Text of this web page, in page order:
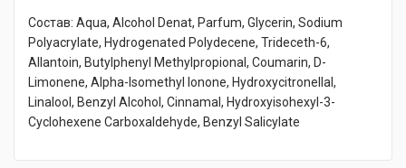
Состав: Aqua, Alcohol Denat, Parfum, Glycerin, Sodium
Polyacrylate, Hydrogenated Polydecene, Trideceth-6,
Allantoin, Butylphenyl Methylpropional, Coumarin, D-
Limonene, Alpha-Isomethyl Ionone, Hydroxycitronellal,
Linalool, Benzyl Alcohol, Cinnamal, Hydroxyisohexyl-3-
Cyclohexene Carboxaldehyde, Benzyl Salicylate